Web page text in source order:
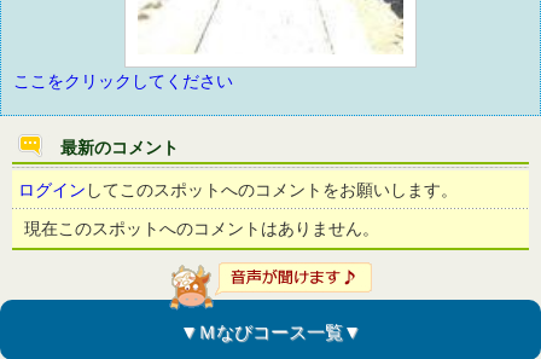
ここをクリックしてください
最新のコメント
ログイン してこのスポットへのコメントをお願いします。
現在このスポットへのコメントはありません。
▼Ｍなびコース一覧▼